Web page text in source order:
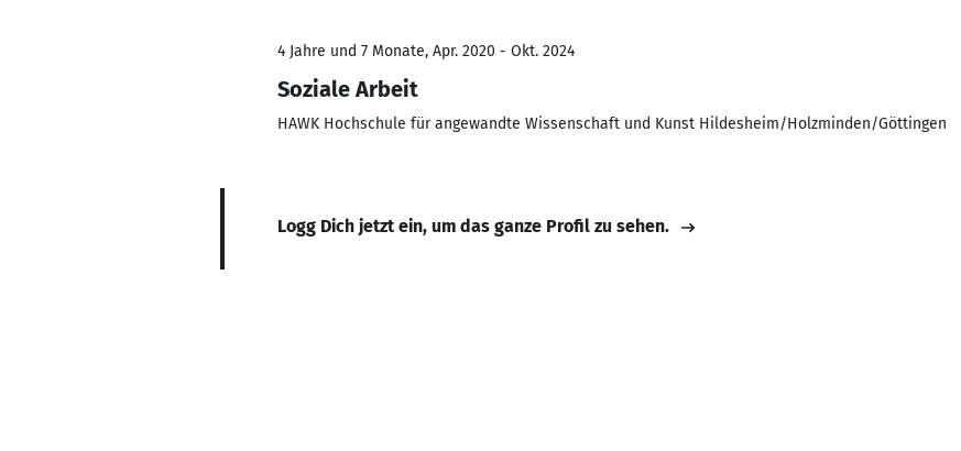
4 Jahre und 7 Monate, Apr. 2020 - Okt. 2024
Soziale Arbeit
HAWK Hochschule für angewandte Wissenschaft und Kunst Hildesheim/Holzminden/Göttingen
Logg Dich jetzt ein, um das ganze Profil zu sehen.